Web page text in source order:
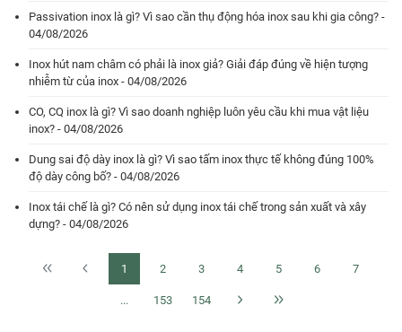
Passivation inox là gì? Vì sao cần thụ động hóa inox sau khi gia công? -
04/08/2026
Inox hút nam châm có phải là inox giả? Giải đáp đúng về hiện tượng
nhiễm từ của inox - 04/08/2026
CO, CQ inox là gì? Vì sao doanh nghiệp luôn yêu cầu khi mua vật liệu
inox? - 04/08/2026
Dung sai độ dày inox là gì? Vì sao tấm inox thực tế không đúng 100%
độ dày công bố? - 04/08/2026
Inox tái chế là gì? Có nên sử dụng inox tái chế trong sản xuất và xây
dựng? - 04/08/2026
1 2 3 4 5 6 7
... 153 154